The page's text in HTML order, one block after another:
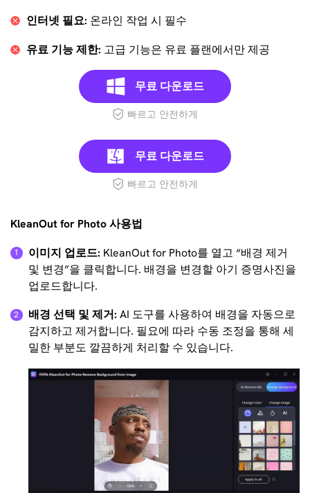
인터넷 필요: 온라인 작업 시 필수
유료 기능 제한: 고급 기능은 유료 플랜에서만 제공
무료 다운로드
빠르고 안전하게
무료 다운로드
빠르고 안전하게
KleanOut for Photo 사용법
이미지 업로드: KleanOut for Photo를 열고 “배경 제거
및 변경”을 클릭합니다. 배경을 변경할 아기 증명사진을
업로드합니다.
배경 선택 및 제거: AI 도구를 사용하여 배경을 자동으로
감지하고 제거합니다. 필요에 따라 수동 조정을 통해 세
밀한 부분도 깔끔하게 처리할 수 있습니다.